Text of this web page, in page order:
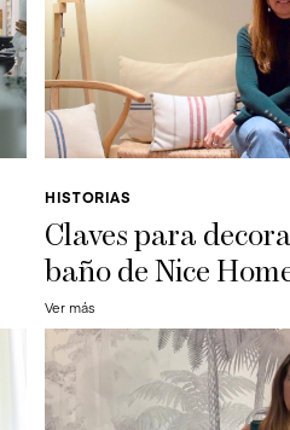
HISTORIAS
Claves para
baño de Nice
Ver más